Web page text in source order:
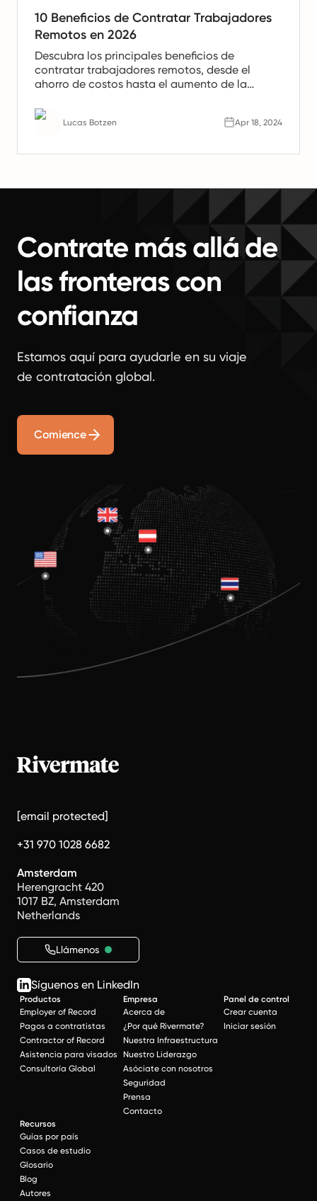
10 Beneficios de Contratar Trabajadores
Remotos en 2026
Descubra los principales beneficios de
contratar trabajadores remotos, desde el
ahorro de costos hasta el aumento de la
remotos son el futuro del trabajo.
Lucas Botzen Apr 18, 2024
Contrate más allá de
las fronteras con
confianza
Estamos aquí para ayudarle en su viaje
de contratación global.
Comience
[email protected]
+31 970 1028 6682
Amsterdam
Herengracht 420
1017 BZ, Amsterdam
Netherlands
Llámenos
Síguenos en LinkedIn
Productos
Employer of Record
Pagos a contratistas
Contractor of Record
Asistencia para visados
Consultoría Global
Empresa
Acerca de
¿Por qué Rivermate?
Nuestra Infraestructura
Nuestro Liderazgo
Asóciate con nosotros
Seguridad
Prensa
Contacto
Panel de control
Crear cuenta
Iniciar sesión
Recursos
Guías por país
Casos de estudio
Glosario
Blog
Autores